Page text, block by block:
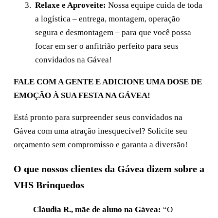
Relaxe e Aproveite: Nossa equipe cuida de toda
a logística – entrega, montagem, operação
segura e desmontagem – para que você possa
focar em ser o anfitrião perfeito para seus
convidados na Gávea!
FALE COM A GENTE E ADICIONE UMA DOSE DE
EMOÇÃO À SUA FESTA NA GÁVEA!
Está pronto para surpreender seus convidados na
Gávea com uma atração inesquecível? Solicite seu
orçamento sem compromisso e garanta a diversão!
O que nossos clientes da Gávea dizem sobre a
VHS Brinquedos
Cláudia R., mãe de aluno na Gávea: “O